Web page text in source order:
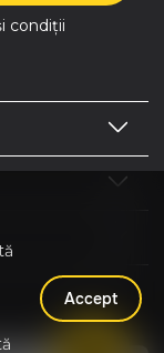
condiții
© 2026
Accept